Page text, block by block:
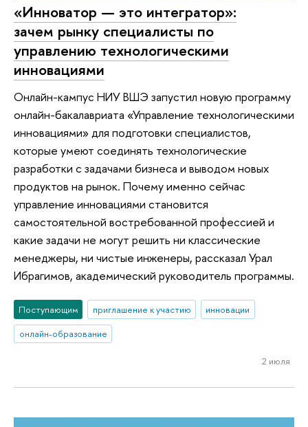
«Инноватор — это интегратор»:
зачем рынку специалисты по
управлению технологическими
инновациями
Онлайн-кампус НИУ ВШЭ запустил новую программу
онлайн-бакалавриата «Управление технологическими
инновациями» для подготовки специалистов,
которые умеют соединять технологические
разработки с задачами бизнеса и выводом новых
продуктов на рынок. Почему именно сейчас
управление инновациями становится
самостоятельной востребованной профессией и
какие задачи не могут решить ни классические
менеджеры, ни чистые инженеры, рассказал Урал
Ибрагимов, академический руководитель программы.
Поступающим приглашение к участию
инновации
онлайн-образование
2 июля